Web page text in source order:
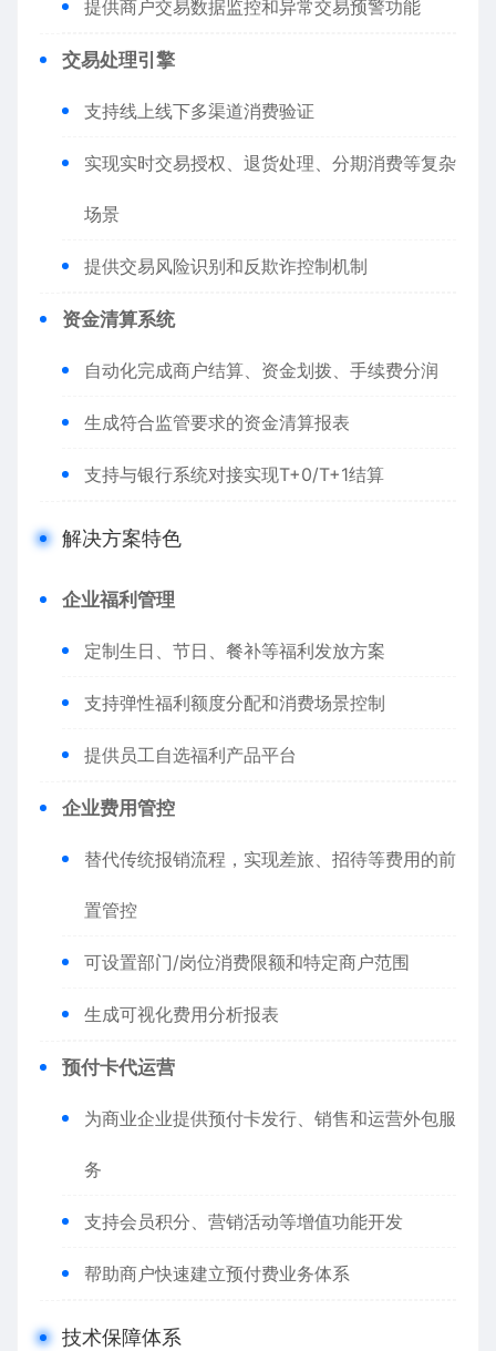
提供商户交易数据监控和异常交易预警功能
交易处理引擎
支持线上线下多渠道消费验证
实现实时交易授权、退货处理、分期消费等复杂
场景
提供交易风险识别和反欺诈控制机制
资金清算系统
自动化完成商户结算、资金划拨、手续费分润
生成符合监管要求的资金清算报表
支持与银行系统对接实现T+0/T+1结算
解决方案特色
企业福利管理
定制生日、节日、餐补等福利发放方案
支持弹性福利额度分配和消费场景控制
提供员工自选福利产品平台
企业费用管控
替代传统报销流程，实现差旅、招待等费用的前
置管控
可设置部门/岗位消费限额和特定商户范围
生成可视化费用分析报表
预付卡代运营
为商业企业提供预付卡发行、销售和运营外包服
务
支持会员积分、营销活动等增值功能开发
帮助商户快速建立预付费业务体系
技术保障体系